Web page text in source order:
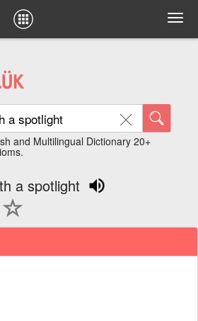
and Multilingual Dictionary 20+
a spotlight